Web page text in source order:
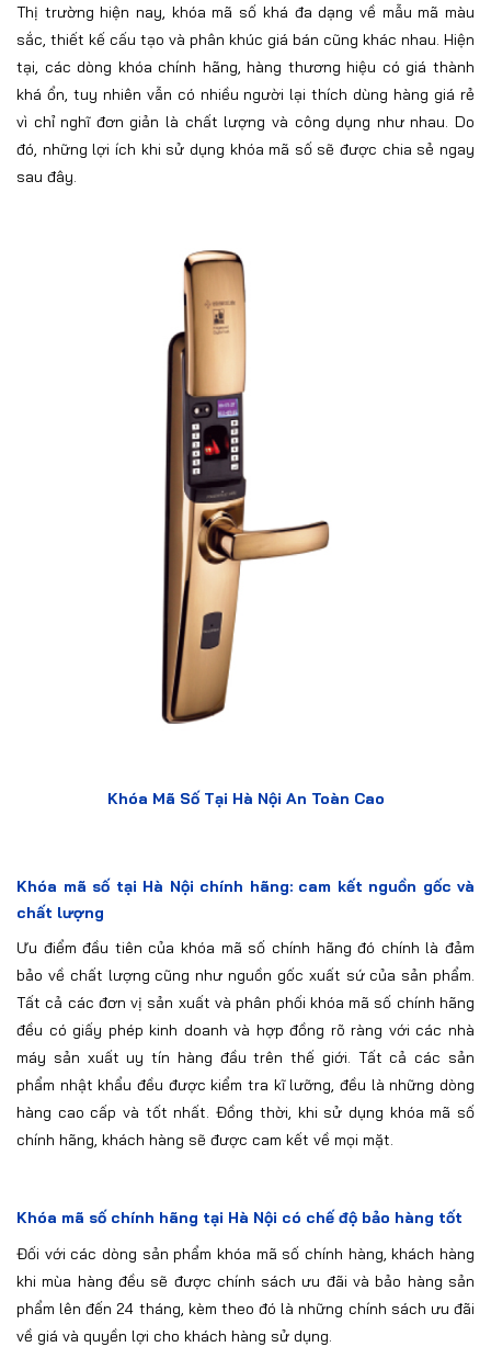
Thị trường hiện nay, khóa mã số khá đa dạng về mẫu mã màu
sắc, thiết kế cấu tạo và phân khúc giá bán cũng khác nhau. Hiện
tại, các dòng khóa chính hãng, hàng thương hiệu có giá thành
khá ổn, tuy nhiên vẫn có nhiều người lại thích dùng hàng giá rẻ
vì chỉ nghĩ đơn giản là chất lượng và công dụng như nhau. Do
đó, những lợi ích khi sử dụng khóa mã số sẽ được chia sẻ ngay
sau đây.
Khóa Mã Số Tại Hà Nội An Toàn Cao
Khóa mã số tại Hà Nội chính hãng: cam kết nguồn gốc và
chất lượng
Ưu điểm đầu tiên của khóa mã số chính hãng đó chính là đảm
bảo về chất lượng cũng như nguồn gốc xuất sứ của sản phẩm.
Tất cả các đơn vị sản xuất và phân phối khóa mã số chính hãng
đều có giấy phép kinh doanh và hợp đồng rõ ràng với các nhà
máy sản xuất uy tín hàng đầu trên thế giới. Tất cả các sản
phẩm nhật khẩu đều được kiểm tra kĩ lưỡng, đều là những dòng
hàng cao cấp và tốt nhất. Đồng thời, khi sử dụng khóa mã số
chính hãng, khách hàng sẽ được cam kết về mọi mặt.
Khóa mã số chính hãng tại Hà Nội có chế độ bảo hàng tốt
Đối với các dòng sản phẩm khóa mã số chính hàng, khách hàng
khi mùa hàng đều sẽ được chính sách ưu đãi và bảo hàng sản
phẩm lên đến 24 tháng, kèm theo đó là những chính sách ưu đãi
về giá và quyền lợi cho khách hàng sử dụng.